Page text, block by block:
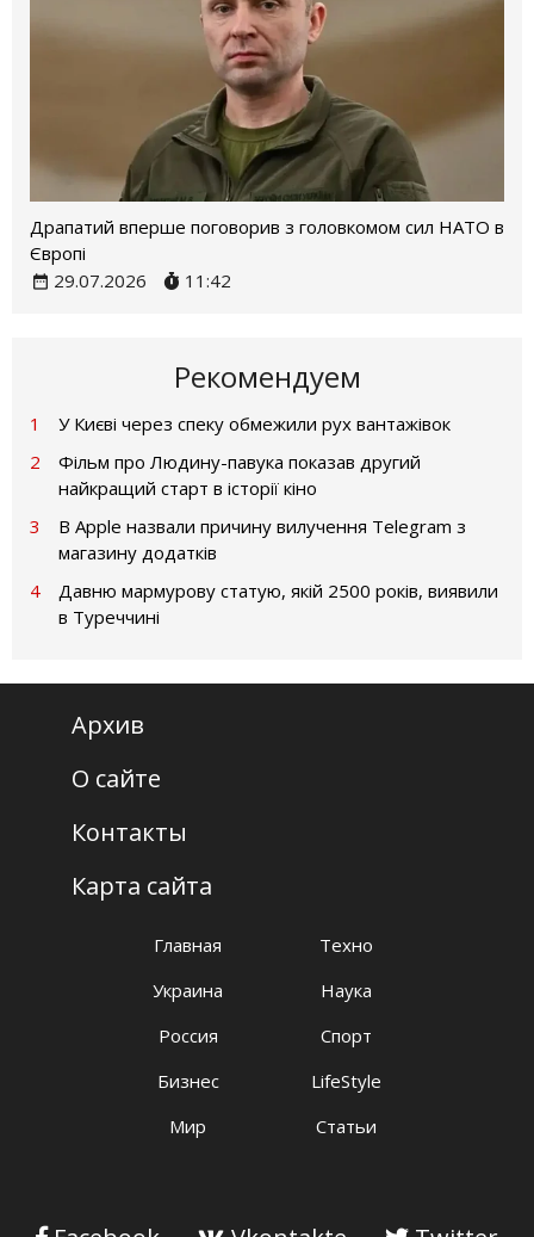
Драпатий вперше поговорив з головкомом сил НАТО в
Європі
29.07.2026
11:42
Рекомендуем
1
У Києві через спеку обмежили рух вантажівок
2
Фільм про Людину-павука показав другий
найкращий старт в історії кіно
3
В Apple назвали причину вилучення Telegram з
магазину додатків
4
Давню мармурову статую, якій 2500 років, виявили
в Туреччині
Главная
Украина
Россия
Бизнес
Мир
Техно
Наука
Спорт
LifeStyle
Статьи
Архив
О сайте
Контакты
Карта сайта